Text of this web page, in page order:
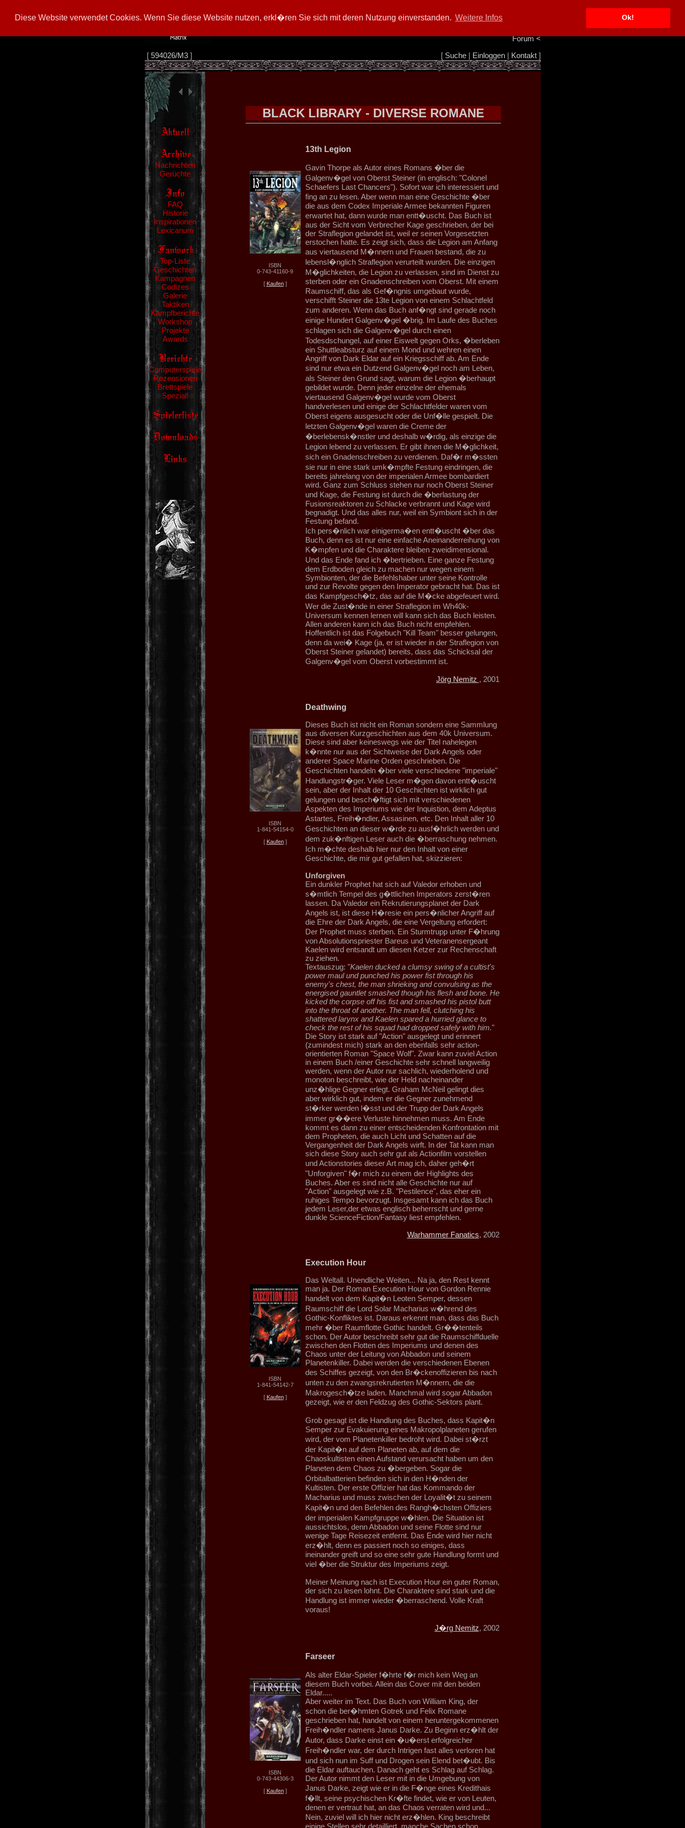
Diese Website verwendet Cookies. Wenn Sie diese Website nutzen, erkl�ren Sie sich mit deren Nutzung einverstanden. Weitere Infos Ok!
Info/Impressum
Forum<
[ 594026/M3] [ Suche| Einloggen| Kontakt]
Nachrichten
Gerüchte
FAQ
Historie
Inspirationen
Lexicanum
Top-Liste
Geschichten
Kampagnen
Codizes
Galerie
Taktiken
Kampfberichte
Workshop
Projekte
Awards
Computerspiele
Rezensionen
Brettspiele
Spezial!
BLACK LIBRARY - DIVERSE ROMANE
ISBN
0-743-41160-9
[ Kaufen]
13th Legion
Gavin Thorpe als Autor eines Romans �ber die
Galgenv�gel von Oberst Steiner (in englisch: "Colonel
Schaefers Last Chancers"). Sofort war ich interessiert und
fing an zu lesen. Aber wenn man eine Geschichte �ber
die aus dem Codex Imperiale Armee bekannten Figuren
erwartet hat, dann wurde man entt�uscht. Das Buch ist
aus der Sicht vom Verbrecher Kage geschrieben, der bei
der Straflegion gelandet ist, weil er seinen Vorgesetzten
erstochen hatte. Es zeigt sich, dass die Legion am Anfang
aus viertausend M�nnern und Frauen bestand, die zu
lebensl�nglich Straflegion verurteilt wurden. Die einzigen
M�glichkeiten, die Legion zu verlassen, sind im Dienst zu
sterben oder ein Gnadenschreiben vom Oberst. Mit einem
Raumschiff, das als Gef�ngnis umgebaut wurde,
verschifft Steiner die 13te Legion von einem Schlachtfeld
zum anderen. Wenn das Buch anf�ngt sind gerade noch
einige Hundert Galgenv�gel �brig. Im Laufe des Buches
schlagen sich die Galgenv�gel durch einen
Todesdschungel, auf einer Eiswelt gegen Orks, �berleben
ein Shuttleabsturz auf einem Mond und wehren einen
Angriff von Dark Eldar auf ein Kriegsschiff ab. Am Ende
sind nur etwa ein Dutzend Galgenv�gel noch am Leben,
als Steiner den Grund sagt, warum die Legion �berhaupt
gebildet wurde. Denn jeder einzelne der ehemals
viertausend Galgenv�gel wurde vom Oberst
handverlesen und einige der Schlachtfelder waren vom
Oberst eigens ausgesucht oder die Unf�lle gespielt. Die
letzten Galgenv�gel waren die Creme der
�berlebensk�nstler und deshalb w�rdig, als einzige die
Legion lebend zu verlassen. Er gibt ihnen die M�glichkeit,
sich ein Gnadenschreiben zu verdienen. Daf�r m�ssten
sie nur in eine stark umk�mpfte Festung eindringen, die
bereits jahrelang von der imperialen Armee bombardiert
wird. Ganz zum Schluss stehen nur noch Oberst Steiner
und Kage, die Festung ist durch die �berlastung der
Fusionsreaktoren zu Schlacke verbrannt und Kage wird
begnadigt. Und das alles nur, weil ein Symbiont sich in der
Festung befand.
Ich pers�nlich war einigerma�en entt�uscht �ber das
Buch, denn es ist nur eine einfache Aneinanderreihung von
K�mpfen und die Charaktere bleiben zweidimensional.
Und das Ende fand ich �bertrieben. Eine ganze Festung
dem Erdboden gleich zu machen nur wegen einem
Symbionten, der die Befehlshaber unter seine Kontrolle
und zur Revolte gegen den Imperator gebracht hat. Das ist
das Kampfgesch�tz, das auf die M�cke abgefeuert wird.
Wer die Zust�nde in einer Straflegion im Wh40k-
Universum kennen lernen will kann sich das Buch leisten.
Allen anderen kann ich das Buch nicht empfehlen.
Hoffentlich ist das Folgebuch "Kill Team" besser gelungen,
denn da wei� Kage (ja, er ist wieder in der Straflegion von
Oberst Steiner gelandet) bereits, dass das Schicksal der
Galgenv�gel vom Oberst vorbestimmt ist.
Jörg Nemitz , 2001
ISBN
1-841-54154-0
[ Kaufen]
Deathwing
Dieses Buch ist nicht ein Roman sondern eine Sammlung
aus diversen Kurzgeschichten aus dem 40k Universum.
Diese sind aber keineswegs wie der Titel nahelegen
k�nnte nur aus der Sichtweise der Dark Angels oder
anderer Space Marine Orden geschrieben. Die
Geschichten handeln �ber viele verschiedene "imperiale"
Handlungstr�ger. Viele Leser m�gen davon entt�uscht
sein, aber der Inhalt der 10 Geschichten ist wirklich gut
gelungen und besch�ftigt sich mit verschiedenen
Aspekten des Imperiums wie der Inquistion, dem Adeptus
Astartes, Freih�ndler, Assasinen, etc. Den Inhalt aller 10
Geschichten an dieser w�rde zu ausf�hrlich werden und
dem zuk�nftigen Leser auch die �berraschung nehmen.
Ich m�chte deshalb hier nur den Inhalt von einer
Geschichte, die mir gut gefallen hat, skizzieren:
Unforgiven
Ein dunkler Prophet hat sich auf Valedor erhoben und
s�mtlich Tempel des g�ttlichen Imperators zerst�ren
lassen. Da Valedor ein Rekrutierungsplanet der Dark
Angels ist, ist diese H�resie ein pers�nlicher Angriff auf
die Ehre der Dark Angels, die eine Vergeltung erfordert:
Der Prophet muss sterben. Ein Sturmtrupp unter F�hrung
von Absolutionspriester Bareus und Veteranensergeant
Kaelen wird entsandt um diesen Ketzer zur Rechenschaft
zu ziehen.
Textauszug: "Kaelen ducked a clumsy swing of a cultist's
power maul und punched his power fist through his
enemy's chest, the man shrieking and convulsing as the
energised gauntlet smashed though his flesh and bone. He
kicked the corpse off his fist and smashed his pistol butt
into the throat of another. The man fell, clutching his
shattered larynx and Kaelen spared a hurried glance to
check the rest of his squad had dropped safely with him."
Die Story ist stark auf "Action" ausgelegt und erinnert
(zumindest mich) stark an den ebenfalls sehr action-
orientierten Roman "Space Wolf". Zwar kann zuviel Action
in einem Buch /einer Geschichte sehr schnell langweilig
werden, wenn der Autor nur sachlich, wiederholend und
monoton beschreibt, wie der Held nacheinander
unz�hlige Gegner erlegt. Graham McNeil gelingt dies
aber wirklich gut, indem er die Gegner zunehmend
st�rker werden l�sst und der Trupp der Dark Angels
immer gr��ere Verluste hinnehmen muss. Am Ende
kommt es dann zu einer entscheidenden Konfrontation mit
dem Propheten, die auch Licht und Schatten auf die
Vergangenheit der Dark Angels wirft. In der Tat kann man
sich diese Story auch sehr gut als Actionfilm vorstellen
und Actionstories dieser Art mag ich, daher geh�rt
"Unforgiven" f�r mich zu einem der Highlights des
Buches. Aber es sind nicht alle Geschichte nur auf
"Action" ausgelegt wie z.B. "Pestilence", das eher ein
ruhiges Tempo bevorzugt. Insgesamt kann ich das Buch
jedem Leser,der etwas englisch beherrscht und gerne
dunkle ScienceFiction/Fantasy liest empfehlen.
Warhammer Fanatics, 2002
ISBN
1-841-54142-7
[ Kaufen]
Execution Hour
Das Weltall. Unendliche Weiten... Na ja, den Rest kennt
man ja. Der Roman Execution Hour von Gordon Rennie
handelt von dem Kapit�n Leoten Semper, dessen
Raumschiff die Lord Solar Macharius w�hrend des
Gothic-Konfliktes ist. Daraus erkennt man, dass das Buch
mehr �ber Raumflotte Gothic handelt. Gr��tenteils
schon. Der Autor beschreibt sehr gut die Raumschiffduelle
zwischen den Flotten des Imperiums und denen des
Chaos unter der Leitung von Abbadon und seinem
Planetenkiller. Dabei werden die verschiedenen Ebenen
des Schiffes gezeigt, von den Br�ckenoffizieren bis nach
unten zu den zwangsrekrutierten M�nnern, die die
Makrogesch�tze laden. Manchmal wird sogar Abbadon
gezeigt, wie er den Feldzug des Gothic-Sektors plant.
Grob gesagt ist die Handlung des Buches, dass Kapit�n
Semper zur Evakuierung eines Makropolplaneten gerufen
wird, der vom Planetenkiller bedroht wird. Dabei st�rzt
der Kapit�n auf dem Planeten ab, auf dem die
Chaoskultisten einen Aufstand verursacht haben um den
Planeten dem Chaos zu �bergeben. Sogar die
Orbitalbatterien befinden sich in den H�nden der
Kultisten. Der erste Offizier hat das Kommando der
Macharius und muss zwischen der Loyalit�t zu seinem
Kapit�n und den Befehlen des Rangh�chsten Offiziers
der imperialen Kampfgruppe w�hlen. Die Situation ist
aussichtslos, denn Abbadon und seine Flotte sind nur
wenige Tage Reisezeit entfernt. Das Ende wird hier nicht
erz�hlt, denn es passiert noch so einiges, dass
ineinander greift und so eine sehr gute Handlung formt und
viel �ber die Struktur des Imperiums zeigt.
Meiner Meinung nach ist Execution Hour ein guter Roman,
der sich zu lesen lohnt. Die Charaktere sind stark und die
Handlung ist immer wieder �berraschend. Volle Kraft
voraus!
J�rg Nemitz, 2002
ISBN
0-743-44306-3
[ Kaufen]
Farseer
Als alter Eldar-Spieler f�hrte f�r mich kein Weg an
diesem Buch vorbei. Allein das Cover mit den beiden
Eldar.....
Aber weiter im Text. Das Buch von William King, der
schon die ber�hmten Gotrek und Felix Romane
geschrieben hat, handelt von einem heruntergekommenen
Freih�ndler namens Janus Darke. Zu Beginn erz�hlt der
Autor, dass Darke einst ein �u�erst erfolgreicher
Freih�ndler war, der durch Intrigen fast alles verloren hat
und sich nun im Suff und Drogen sein Elend bet�ubt. Bis
die Eldar auftauchen. Danach geht es Schlag auf Schlag.
Der Autor nimmt den Leser mit in die Umgebung von
Janus Darke, zeigt wie er in die F�nge eines Kredithais
f�llt, seine psychischen Kr�fte findet, wie er von Leuten,
denen er vertraut hat, an das Chaos verraten wird und...
Nein, zuviel will ich hier nicht erz�hlen. King beschreibt
einige Stellen sehr detailliert, manche Sachen schon